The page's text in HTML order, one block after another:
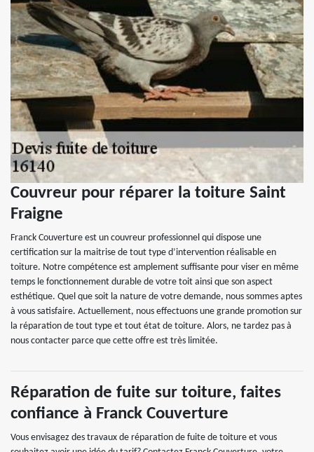
Couvreur pour réparer la toiture Saint
Fraigne
Franck Couverture est un couvreur professionnel qui dispose une
certification sur la maitrise de tout type d’intervention réalisable en
toiture. Notre compétence est amplement suffisante pour viser en même
temps le fonctionnement durable de votre toit ainsi que son aspect
esthétique. Quel que soit la nature de votre demande, nous sommes aptes
à vous satisfaire. Actuellement, nous effectuons une grande promotion sur
la réparation de tout type et tout état de toiture. Alors, ne tardez pas à
nous contacter parce que cette offre est très limitée.
Réparation de fuite sur toiture, faites
confiance à Franck Couverture
Vous envisagez des travaux de réparation de fuite de toiture et vous